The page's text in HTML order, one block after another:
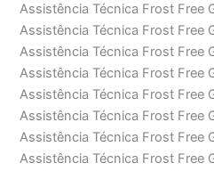
Assistência Técnica Frost Free
Assistência Técnica Frost Free
Assistência Técnica Frost Free
Assistência Técnica Frost Free
Assistência Técnica Frost Free
Assistência Técnica Frost Free
Assistência Técnica Frost Free
Assistência Técnica Frost Free